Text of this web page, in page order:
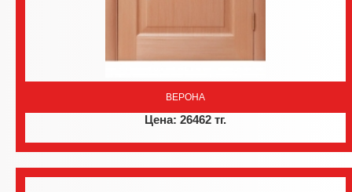
ВЕРОНА
Цена: 26462 тг.